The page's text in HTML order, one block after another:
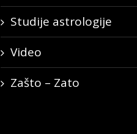
Studije astrologije
Video
Zašto – Zato